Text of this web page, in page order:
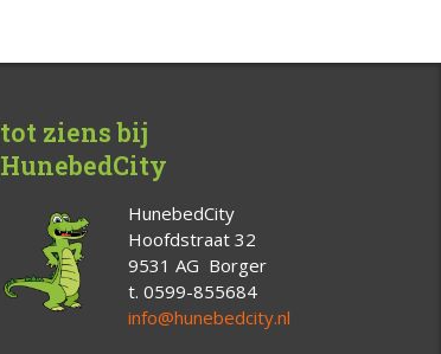
tot ziens bij
HunebedCity
HunebedCity
Hoofdstraat 32
9531 AG Borger
t. 0599-855684
info@hunebedcity.nl